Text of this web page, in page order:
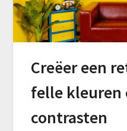
Creëer een
felle kleuren
contrasten